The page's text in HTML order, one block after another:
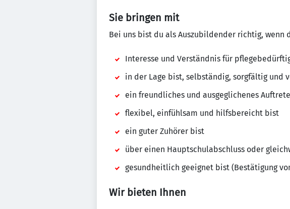
Sie bringen mit
Bei uns bist du als Auszubildender richtig, wenn
Interesse und Verständnis für
in der Lage bist, selbständig, sorgfältig und
ein freundliches und ausgeglichenes
flexibel, einfühlsam und hilfsbereicht bist
ein guter Zuhörer bist
über einen Hauptschulabschluss oder
gesundheitlich geeignet bist (Bestätigung
Wir bieten Ihnen